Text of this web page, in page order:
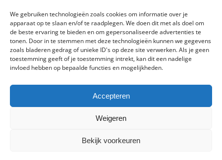
We gebruiken technologieën zoals cookies om informatie over je
apparaat op te slaan en/of te raadplegen. We doen dit met als doel om
de beste ervaring te bieden en om gepersonaliseerde advertenties te
tonen. Door in te stemmen met deze technologieën kunnen we gegevens
zoals bladeren gedrag of unieke ID's op deze site verwerken. Als je geen
toestemming geeft of je toestemming intrekt, kan dit een nadelige
invloed hebben op bepaalde functies en mogelijkheden.
Accepteren
Weigeren
Bekijk voorkeuren
9482 WR Tynaarlo
Nederland
T+31 (0) 592 580000
Einfo@ledgoeroe.nl
Copyright © 2025 - Alle rechten voorbehouden